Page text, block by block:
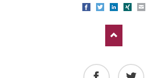
FacebookTwitterLinkedIn
Xing